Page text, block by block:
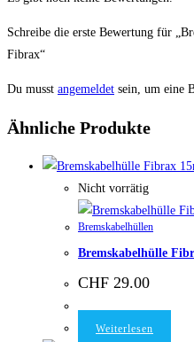
Schreibe die erste Bewertung für
Fibrax“
Du musst angemeldet sein, um eine
Ähnliche Produkte
Nicht vorrätig
Bremskabelhüllen
Bremskabelhülle
CHF 29.00
Weiterlesen